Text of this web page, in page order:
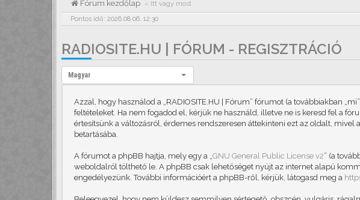
Fórum kezdőlap « Itt vagy most
Pontos idő: 2026.08.06. 12:30
RADIOSITE.HU | FÓRUM - REGISZTRÁCIÓ
Nyelv:
Magyar
Azzal, hogy használod a „RADIOSITE.HU | Fórum” fórumot (a továbbiakban
feltételeket. Ha nem fogadod el, kérjük ne használd, illetve ne is keresd fel a
értesítsünk a változásról, érdemes rendszeresen áttekinteni ezt az oldalt,
betartásába.
A fórumot a phpBB hajtja, mely egy a „GNU General Public License v2” (a
weboldalról tölthető le. A phpBB csak lehetőséget nyújt az internet alapú
engedélyezünk. További információért a phpBB-ről, kérjük, látogasd meg a